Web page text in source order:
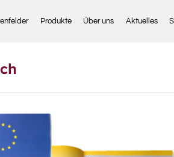
Produkte Über uns Aktuelles